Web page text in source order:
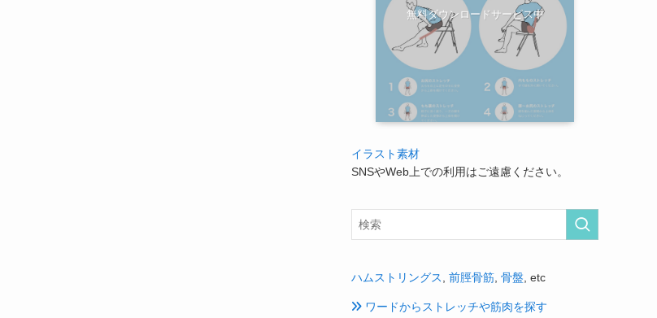
無料ダウンロードサービス中
イラスト素材
SNSやWeb上での利用はご遠慮ください。
ハムストリングス, 前脛骨筋, 骨盤, etc
ワードからストレッチや筋肉を探す